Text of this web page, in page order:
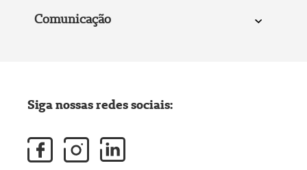
Comunicação
Siga nossas redes sociais: